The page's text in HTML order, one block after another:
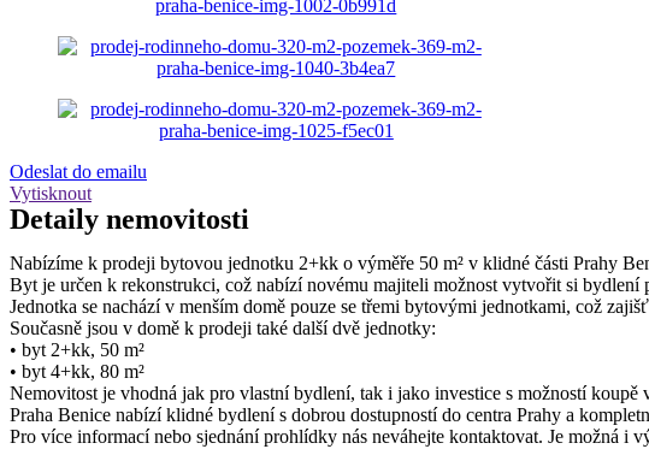
Odeslat do emailu
Vytisknout
Detaily nemovitosti
Nabízíme k prodeji bytovou jednotku 2+kk o výměře 50 m² v klidné části Prahy
Byt je určen k rekonstrukci, což nabízí novému majiteli možnost vytvořit si bydlení
Jednotka se nachází v menším domě pouze se třemi bytovými jednotkami, což
Současně jsou v domě k prodeji také další dvě jednotky:
• byt 2+kk, 50 m²
• byt 4+kk, 80 m²
Nemovitost je vhodná jak pro vlastní bydlení, tak i jako investice s možností koupě
Praha Benice nabízí klidné bydlení s dobrou dostupností do centra Prahy a
Pro více informací nebo sjednání prohlídky nás neváhejte kontaktovat. Je možná i